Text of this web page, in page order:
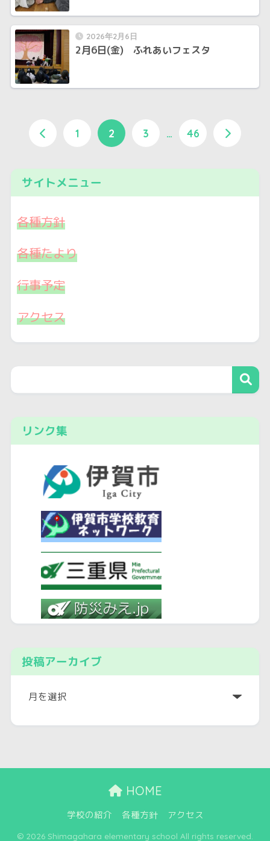
2026年2月6日
2月6日(金) ふれあいフェスタ
1 2 3 … 46
サイトメニュー
各種方針
各種たより
行事予定
アクセス
リンク集
投稿アーカイブ
ア
カ
HOME
学校の紹介 各種方針 アクセス
© 2026 Shimagahara elementary school All rights reserved.